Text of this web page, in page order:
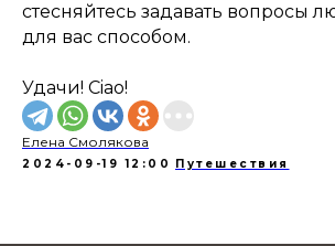
стесняйтесь задавать вопросы
для вас способом.
Удачи! Ciao!
Елена Смолякова
2024-09-19 12:00 Путешествия